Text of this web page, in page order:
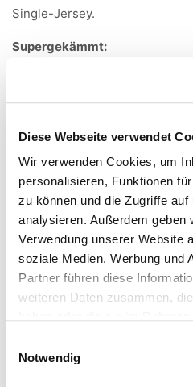
Diese Webseite verwendet
Wir verwenden Cookies, um
personalisieren, Funktionen
zu können und die Zugriffe
analysieren. Außerdem geben
Verwendung unserer Website
soziale Medien, Werbung und
Partner führen diese
weiteren Daten zusammen,
Notwendig
Single-Jersey.
Supergekämmt:
Bei der Bearbeitung der
Fasern ausgekämmt und es
edles Produkt aus langen,
Fasern hergestellt werden.
Merzerisieren:
Beim Merzerisieren wird der
Natronlauge veredelt. Die
wodurch der Stoff an
aufnahmefähiger für
Bettwäsche aus